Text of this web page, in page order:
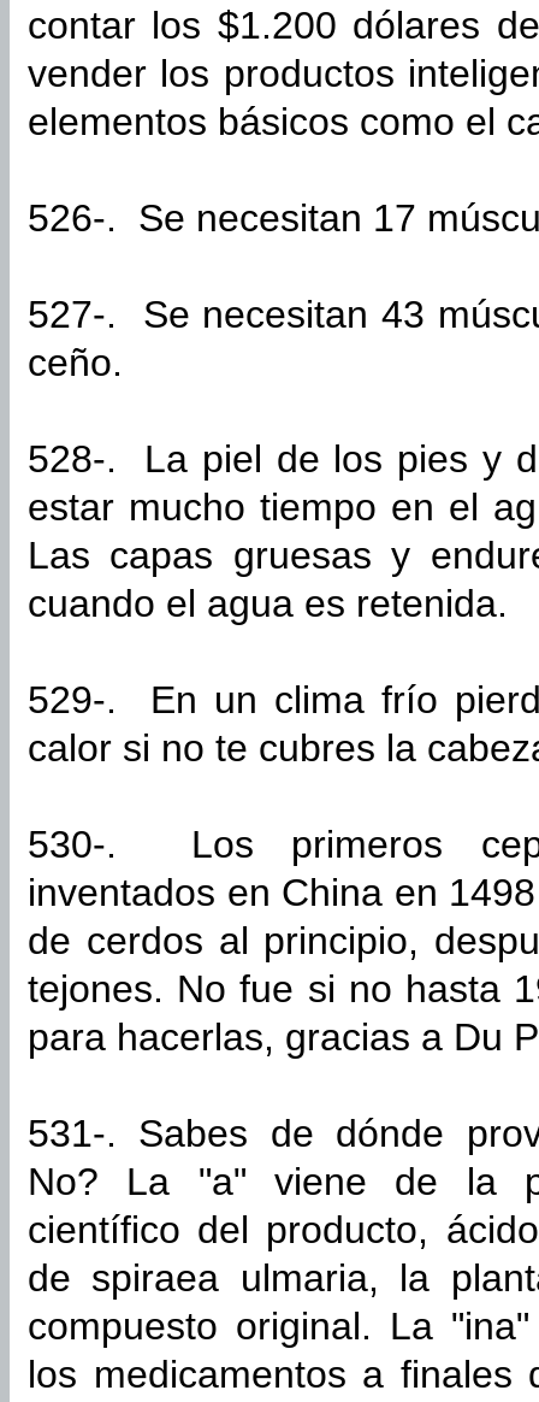
contar los $1.200 dólares
vender los productos
elementos básicos como el
526-. Se necesitan 17
527-. Se necesitan 43
ceño.
528-. La piel de los pies y
estar mucho tiempo en el
Las capas gruesas y
cuando el agua es retenida.
529-. En un clima frío
calor si no te cubres la
530-. Los primeros
inventados en China en
de cerdos al principio,
tejones. No fue si no hasta
para hacerlas, gracias a Du
531-. Sabes de dónde
No? La "a" viene de la
científico del producto,
de spiraea ulmaria, la
compuesto original. La
los medicamentos a finales